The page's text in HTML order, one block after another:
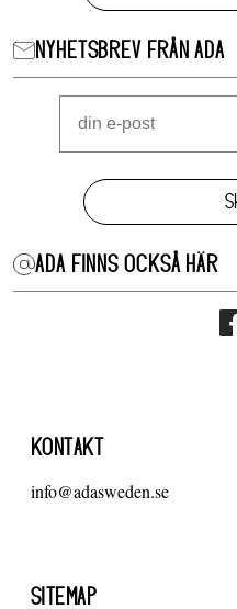
NYHETSBREV FRÅN ADA
ADA FINNS OCKSÅ HÄR
KONTAKT
info@adasweden.se
SITEMAP